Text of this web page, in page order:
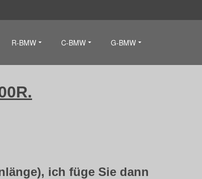
R-BMW C-BMW G-BMW
ich füge Sie dann